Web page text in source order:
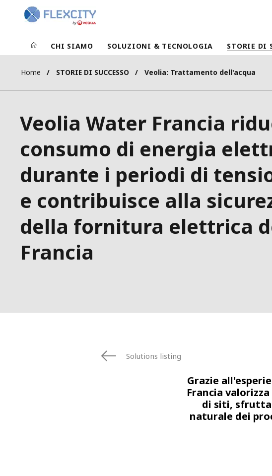
CHI SIAMO SOLUZIONI & TECNOLOGIA STORIE DI
Home STORIE DI SUCCESSO Veolia: Trattamento dell'acqua
Veolia Water Francia
consumo di energia
durante i periodi di
e contribuisce alla
della fornitura elettrica
Francia
Solutions listing
Grazie
Francia
di siti,
naturale dei